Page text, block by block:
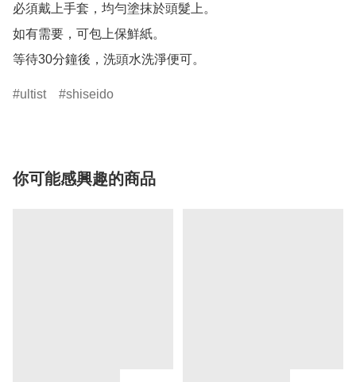
必須戴上手套，均勻塗抹於頭髮上。
如有需要，可包上保鮮紙。
等待30分鐘後，洗頭水洗淨便可。
ultist shiseido
你可能感興趣的商品